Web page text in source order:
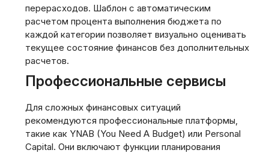
перерасходов. Шаблон с автоматическим
расчетом процента выполнения бюджета по
каждой категории позволяет визуально оценивать
текущее состояние финансов без дополнительных
расчетов.
Профессиональные сервисы
Для сложных финансовых ситуаций
рекомендуются профессиональные платформы‚
такие как YNAB (You Need A Budget) или Personal
Capital. Они включают функции планирования